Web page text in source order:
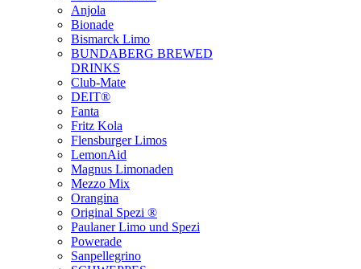
Anjola
Bionade
Bismarck Limo
BUNDABERG BREWED
DRINKS
Club-Mate
DEIT®
Fanta
Fritz Kola
Flensburger Limos
LemonAid
Magnus Limonaden
Mezzo Mix
Orangina
Original Spezi ®
Paulaner Limo und Spezi
Powerade
Sanpellegrino